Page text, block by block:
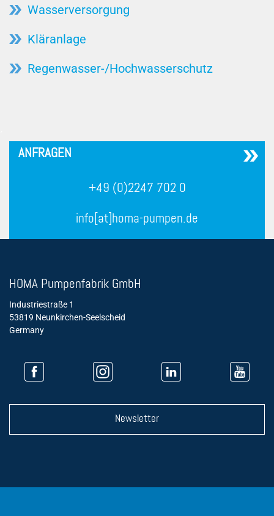
Wasserversorgung
Kläranlage
Regenwasser-/Hochwasserschutz
ANFRAGEN
+49 (0)2247 702 0
info[at]homa-pumpen.de
HOMA Pumpenfabrik GmbH
Industriestraße 1
53819 Neunkirchen-Seelscheid
Germany
Newsletter